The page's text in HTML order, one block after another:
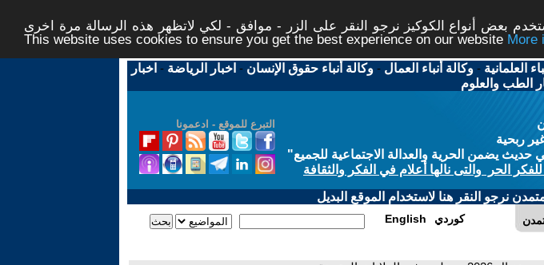
بعض أنواع الكوكيز نرجو النقر على الزر - موافق - لكي لاتظهر هذه الرسالة مرة اخرى -
This website uses cookies to ensure you get the best experience on our website
العلمانية -وكالة أنباء العمال -وكالة أنباء حقوق الإنسان - اخبار الرياضة - اخبار
الطب والعلوم
التبرع للموقع - ادعمونا
ربحية
يضمن الحرية والعدالة الاجتماعية للجميع"
الحر والتى نالها أعلام في الفكر والثقافة
نرجو النقر هنا لاستخدام الموقع البديل
English كوردي